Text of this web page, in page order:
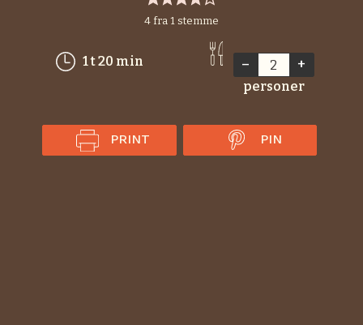
4 fra 1 stemme
1time
t20 minutter
min –
+
personer
PRINT PIN